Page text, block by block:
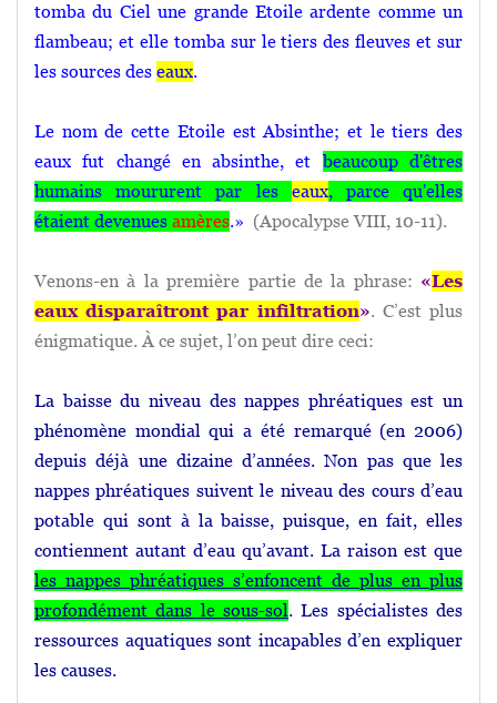
tomba du Ciel une grande Etoile ardente comme un
flambeau; et elle tomba sur le tiers des fleuves et sur
les sources des eaux.
Le nom de cette Etoile est Absinthe; et le tiers des
eaux fut changé en absinthe, etbeaucoup d'êtres
humains moururent par les eaux, parce qu'elles
étaient devenues amères.» (Apocalypse VIII, 10-11).
Venons-en à la première partie de la phrase: «Les
eaux disparaîtront par infiltration». C’est plus
énigmatique. À ce sujet, l’on peut dire ceci:
La baisse du niveau des nappes phréatiques est un
phénomène mondial qui a été remarqué (en 2006)
depuis déjà une dizaine d’années. Non pas que les
nappes phréatiques suivent le niveau des cours d’eau
potable qui sont à la baisse, puisque, en fait, elles
contiennent autant d’eau qu’avant. La raison est que
les nappes phréatiques s’enfoncent de plus en plus
profondément dans le sous-sol. Les spécialistes des
ressources aquatiques sont incapables d’en expliquer
les causes.